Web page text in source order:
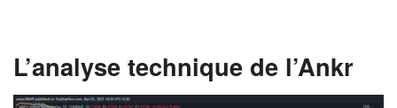
L’analyse technique de l’Ankr